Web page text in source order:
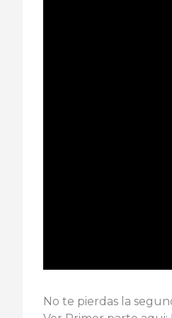
No te pierdas la